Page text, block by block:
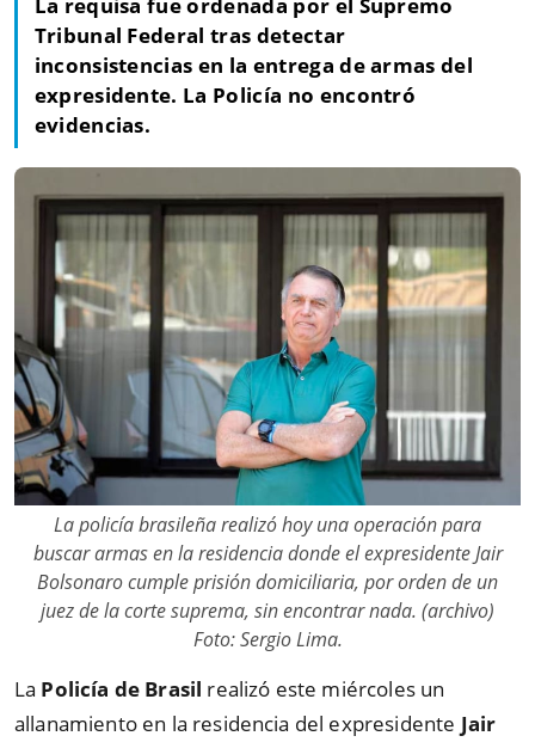
La requisa fue ordenada por el Supremo
Tribunal Federal tras detectar
inconsistencias en la entrega de armas del
expresidente. La Policía no encontró
evidencias.
La policía brasileña realizó hoy una operación para
buscar armas en la residencia donde el expresidente Jair
Bolsonaro cumple prisión domiciliaria, por orden de un
juez de la corte suprema, sin encontrar nada. (archivo)
Foto: Sergio Lima.
La Policía de Brasil realizó este miércoles un
allanamiento en la residencia del expresidente Jair